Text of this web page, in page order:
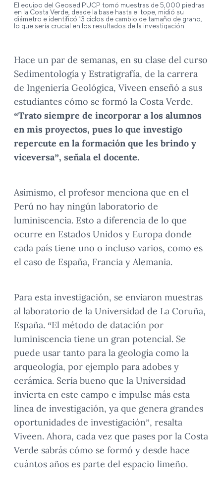
El equipo del Geosed PUCP tomó muestras de 5,000 piedras
en la Costa Verde, desde la base hasta el tope, midió su
diámetro e identificó 13 ciclos de cambio de tamaño de grano,
lo que sería crucial en los resultados de la investigación.
Hace un par de semanas, en su clase del curso
Sedimentología y Estratigrafía, de la carrera
de Ingeniería Geológica, Viveen enseñó a sus
estudiantes cómo se formó la Costa Verde.
“Trato siempre de incorporar a los alumnos
en mis proyectos, pues lo que investigo
repercute en la formación que les brindo y
viceversa”, señala el docente.
Asimismo, el profesor menciona que en el
Perú no hay ningún laboratorio de
luminiscencia. Esto a diferencia de lo que
ocurre en Estados Unidos y Europa donde
cada país tiene uno o incluso varios, como es
el caso de España, Francia y Alemania.
Para esta investigación, se enviaron muestras
al laboratorio de la Universidad de La Coruña,
España. “El método de datación por
luminiscencia tiene un gran potencial. Se
puede usar tanto para la geología como la
arqueología, por ejemplo para adobes y
cerámica. Sería bueno que la Universidad
invierta en este campo e impulse más esta
línea de investigación, ya que genera grandes
oportunidades de investigación”, resalta
Viveen. Ahora, cada vez que pases por la Costa
Verde sabrás cómo se formó y desde hace
cuántos años es parte del espacio limeño.